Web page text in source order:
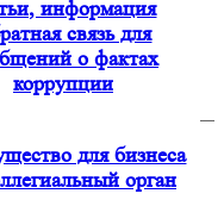
информация
связь для
о фактах
коррупции
для бизнеса
орган